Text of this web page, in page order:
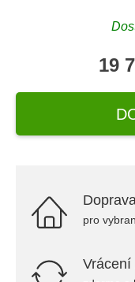
19
pro
Vrácení